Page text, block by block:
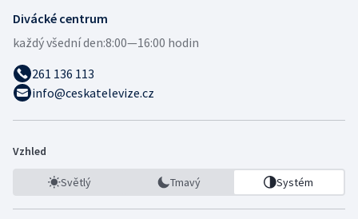
Divácké centrum
každý všední den:8:00—16:00 hodin
261 136 113
info@ceskatelevize.cz
Vzhled
Světlý Tmavý Systém